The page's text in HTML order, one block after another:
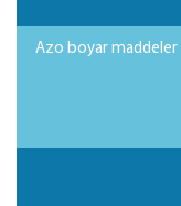
Azo boyar maddeler